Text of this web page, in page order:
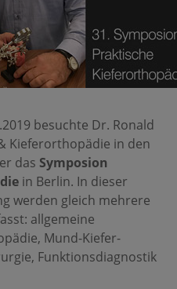
besuchte Dr. Ronald
Kieferorthopädie in den
das Symposion
in Berlin. In dieser
werden gleich mehrere
allgemeine
Mund-Kiefer-
Funktionsdiagnostik